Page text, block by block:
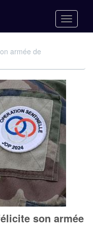
Toggle
armée de
son armée